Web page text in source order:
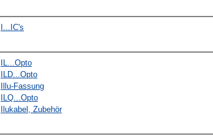
I...IC's
IL...Opto
ILD...Opto
Illu-Fassung
ILQ...Opto
Ilukabel, Zubehör